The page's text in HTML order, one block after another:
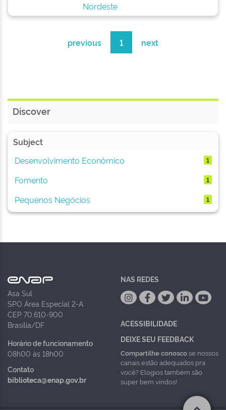
Nordeste
previous 1 next
Discover
Subject
Desenvolvimento Econômico
1
Fomento 1
Pequenos Negócios 1
Asa Sul
SPO Área Especial 2-A
CEP 70.610-900
Brasília/DF
Horário de funcionamento
08h00 às 18h00
Contato
biblioteca@enap.gov.br
NAS REDES
ACESSIBILIDADE
DEIXE SEU FEEDBACK
Compartilhe conoscose nossos
canais estão adequados pra
você? Elogios também são
super bem vindos!